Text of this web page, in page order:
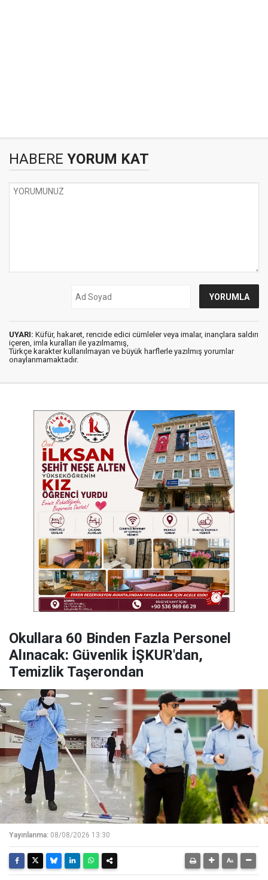
HABERE YORUM KAT
UYARI: Küfür, hakaret, rencide edici cümleler veya imalar, inançlara saldırı
içeren, imla kuralları ile yazılmamış,
Türkçe karakter kullanılmayan ve büyük harflerle yazılmış yorumlar
onaylanmamaktadır.
Okullara 60 Binden Fazla Personel
Alınacak: Güvenlik İŞKUR'dan,
Temizlik Taşerondan
Yayınlanma: 08/08/2026 13:30